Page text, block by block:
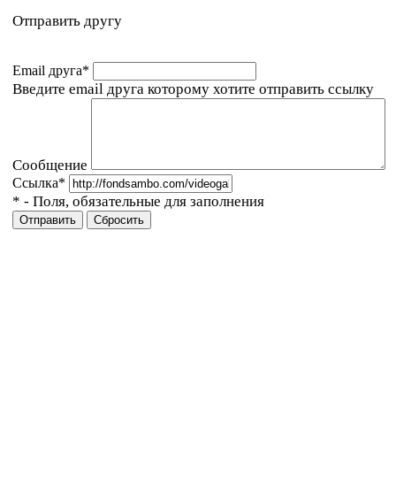
Отправить другу
Email друга*
Введите email друга которому хотите отправить ссылку
Сообщение
Ссылка*
* - Поля, обязательные для заполнения